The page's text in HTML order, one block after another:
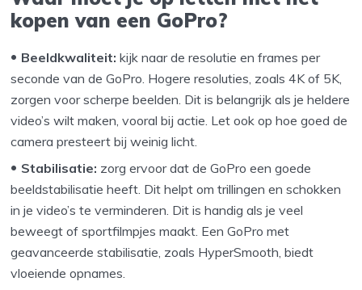
kopen van een GoPro?
Beeldkwaliteit:kijk naar de resolutie en frames per
seconde van de GoPro. Hogere resoluties, zoals 4K of 5K,
zorgen voor scherpe beelden. Dit is belangrijk als je heldere
video’s wilt maken, vooral bij actie. Let ook op hoe goed de
camera presteert bij weinig licht.
Stabilisatie: zorg ervoor dat de GoPro een goede
beeldstabilisatie heeft. Dit helpt om trillingen en schokken
in je video’s te verminderen. Dit is handig als je veel
beweegt of sportfilmpjes maakt. Een GoPro met
geavanceerde stabilisatie, zoals HyperSmooth, biedt
vloeiende opnames.